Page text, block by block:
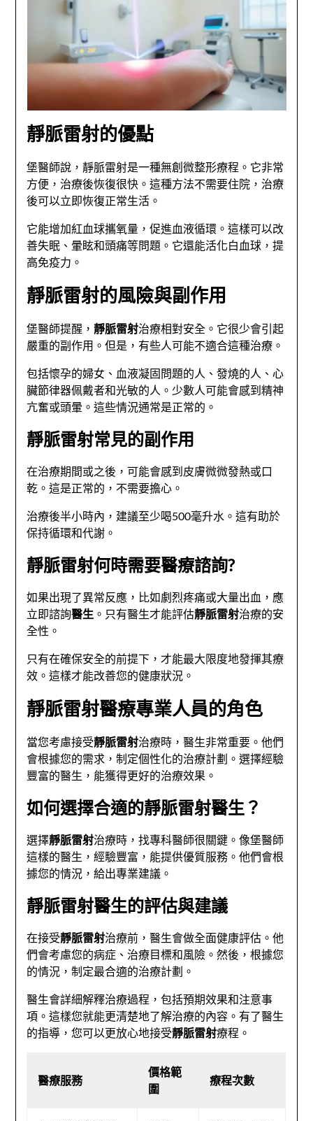
靜脈雷射的優點
堡醫師說，靜脈雷射是一種無創微整形療程。它非常
方便，治療後恢復很快。這種方法不需要住院，治療
後可以立即恢復正常生活。
它能增加紅血球攜氧量，促進血液循環。這樣可以改
善失眠、暈眩和頭痛等問題。它還能活化白血球，提
高免疫力。
靜脈雷射的風險與副作用
堡醫師提醒，靜脈雷射治療相對安全。它很少會引起
嚴重的副作用。但是，有些人可能不適合這種治療。
包括懷孕的婦女、血液凝固問題的人、發燒的人、心
臟節律器佩戴者和光敏的人。少數人可能會感到精神
亢奮或頭暈。這些情況通常是正常的。
靜脈雷射常見的副作用
在治療期間或之後，可能會感到皮膚微微發熱或口
乾。這是正常的，不需要擔心。
治療後半小時內，建議至少喝500毫升水。這有助於
保持循環和代謝。
靜脈雷射何時需要醫療諮詢?
如果出現了異常反應，比如劇烈疼痛或大量出血，應
立即諮詢醫生 。只有醫生才能評估靜脈雷射治療的安
全性。
只有在確保安全的前提下，才能最大限度地發揮其療
效。這樣才能改善您的健康狀況。
靜脈雷射醫療專業人員的角色
當您考慮接受靜脈雷射治療時，醫生非常重要。他們
會根據您的需求，制定個性化的治療計劃。選擇經驗
豐富的醫生，能獲得更好的治療效果。
如何選擇合適的靜脈雷射醫生？
選擇靜脈雷射治療時，找專科醫師很關鍵。像堡醫師
這樣的醫生，經驗豐富，能提供優質服務。他們會根
據您的情況，給出專業建議。
靜脈雷射醫生的評估與建議
在接受靜脈雷射治療前，醫生會做全面健康評估。他
們會考慮您的病症、治療目標和風險。然後，根據您
的情況，制定最合適的治療計劃。
醫生會詳細解釋治療過程，包括預期效果和注意事
項。這樣您就能更清楚地了解治療的內容。有了醫生
的指導，您可以更放心地接受靜脈雷射療程。
醫療服務
價格範
圍
療程次數